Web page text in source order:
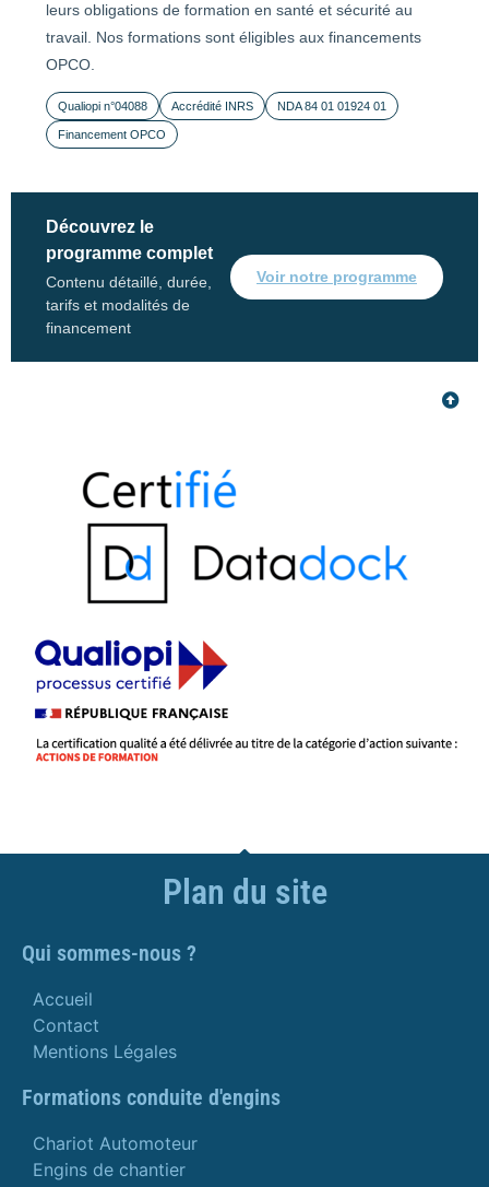
leurs obligations de formation en santé et sécurité au
travail. Nos formations sont éligibles aux financements
OPCO.
Qualiopi n°04088 Accrédité INRS NDA 84 01 01924 01
Financement OPCO
Découvrez le
programme complet
Contenu détaillé, durée,
tarifs et modalités de
financement
Voir notre programme
Plan du site
Qui sommes-nous ?
Accueil
Contact
Mentions Légales
Formations conduite d'engins
Chariot Automoteur
Engins de chantier